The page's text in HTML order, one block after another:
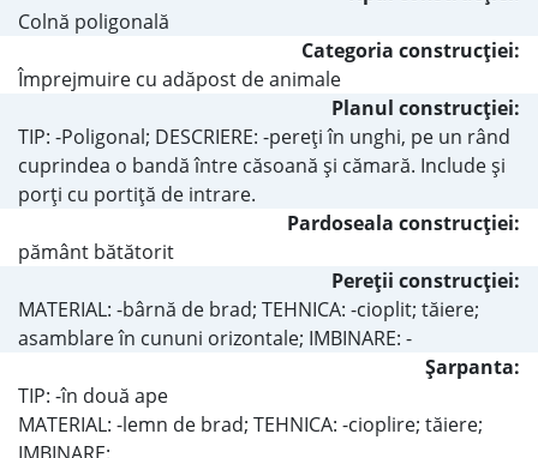
Colnă poligonală
Categoria construcţiei:
Împrejmuire cu adăpost de animale
Planul construcţiei:
TIP: -Poligonal; DESCRIERE: -pereţi în unghi, pe un rând
cuprindea o bandă între căsoană şi cămară. Include şi
porţi cu portiţă de intrare.
Pardoseala construcţiei:
pământ bătătorit
Pereţii construcţiei:
MATERIAL: -bârnă de brad; TEHNICA: -cioplit; tăiere;
asamblare în cununi orizontale; IMBINARE: -
Şarpanta:
TIP: -în două ape
MATERIAL: -lemn de brad; TEHNICA: -cioplire; tăiere;